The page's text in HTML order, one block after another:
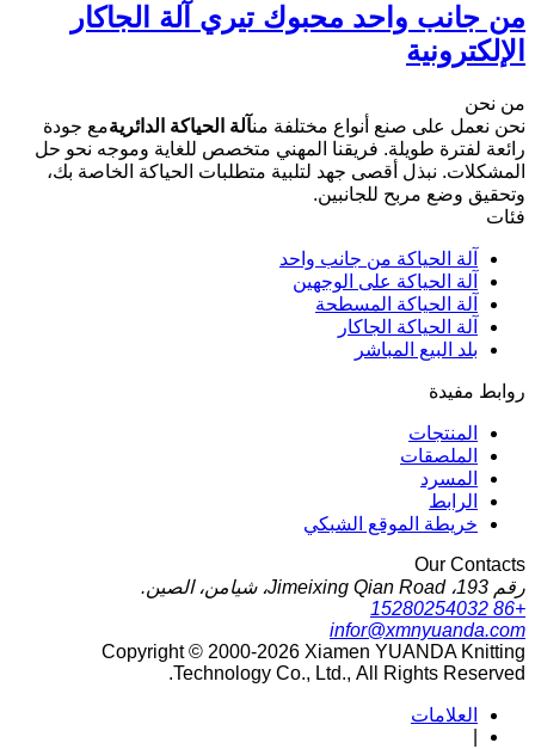
من جانب واحد محبوك تيري آلة الجاكار
الإلكترونية
من نحن
نحن نعمل على صنع أنواع مختلفة منآلة الحياكة الدائريةمع جودة
رائعة لفترة طويلة. فريقنا المهني متخصص للغاية وموجه نحو حل
المشكلات. نبذل أقصى جهد لتلبية متطلبات الحياكة الخاصة بك،
وتحقيق وضع مربح للجانبين.
فئات
آلة الحياكة من جانب واحد
آلة الحياكة على الوجهين
آلة الحياكة المسطحة
آلة الحياكة الجاكار
بلد البيع المباشر
روابط مفيدة
المنتجات
الملصقات
المسرد
الرابط
خريطة الموقع الشبكي
Our Contacts
رقم 193، Jimeixing Qian Road، شيامن، الصين.
+86 15280254032
infor@xmnyuanda.com
Copyright © 2000-2026 Xiamen YUANDA Knitting
Technology Co., Ltd., All Rights Reserved.
العلامات